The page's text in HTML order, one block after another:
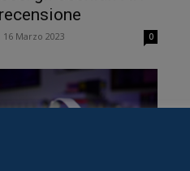
16 Marzo 2023 0